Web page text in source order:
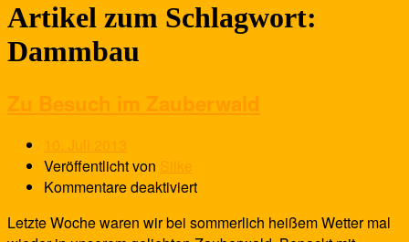
Artikel zum Schlagwort:
Dammbau
Zu Besuch im Zauberwald
10. Juli 2013
Veröffentlicht von Silke
Kommentare deaktiviert
Letzte Woche waren wir bei sommerlich heißem Wetter mal